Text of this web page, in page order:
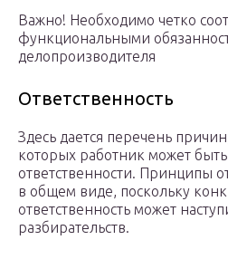
Важно! Необходимо четко
функциональными
делопроизводителя
Ответственность
Здесь дается перечень
которых работник может
ответственности. Принципы
в общем виде, поскольку
ответственность может
разбирательств.